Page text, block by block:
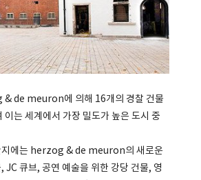
& de meuron에 의해 16개의 경찰 건물
는 세계에서 가장 밀도가 높은 도시 중
지에는 herzog & de meuron의 새로운
큐브, 공연 예술을 위한 강당 건물, 영